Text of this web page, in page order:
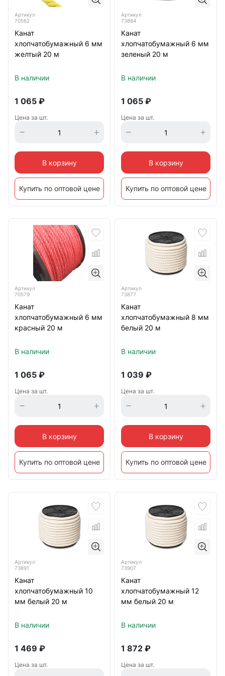
Артикул
70562
Канат
хлопчатобумажный 6 мм
желтый 20 м
В наличии
1 065 ₽
Цена за шт.
В корзину
Купить по оптовой цене
Артикул
73884
Канат
хлопчатобумажный 6 мм
зеленый 20 м
В наличии
1 065 ₽
Цена за шт.
В корзину
Купить по оптовой цене
Артикул
70579
Канат
хлопчатобумажный 6 мм
красный 20 м
В наличии
1 065 ₽
Цена за шт.
В корзину
Купить по оптовой цене
Артикул
73877
Канат
хлопчатобумажный 8 мм
белый 20 м
В наличии
1 039 ₽
Цена за шт.
В корзину
Купить по оптовой цене
Артикул
73891
Канат
хлопчатобумажный 10
мм белый 20 м
В наличии
1 469 ₽
Цена за шт.
Артикул
73907
Канат
хлопчатобумажный 12
мм белый 20 м
В наличии
1 872 ₽
Цена за шт.